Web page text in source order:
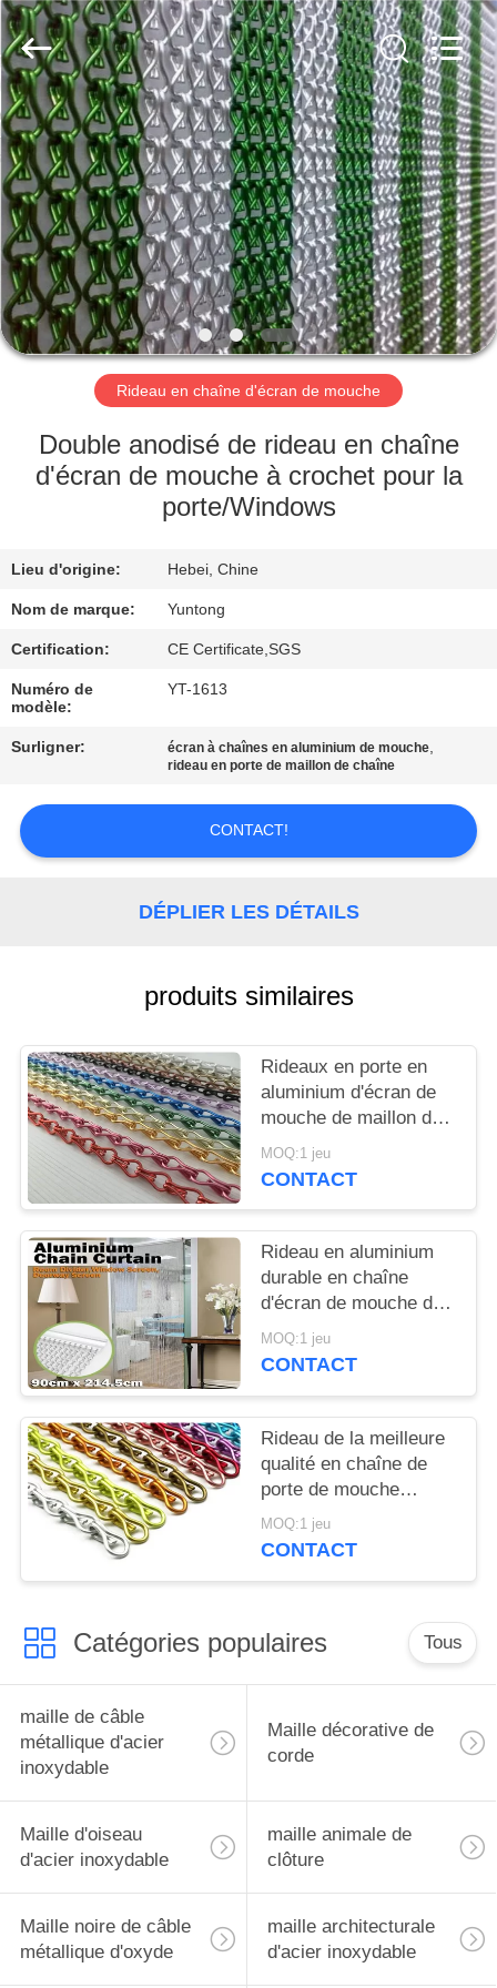
MAISON
PRODUITS
AU
SUJET
DE
NOUS
VISITE
D'USINE
DE
QUALITÉ
CONTACTEZ-
NOUS
DEMANDEZ
DU
SITE
PRIVACY
POLICY
Anping
Yuntong
Metal
Mesh
Co.,
Ltd..
All
Rights
Reserved.
Rideau en chaîne d'écran de mouche
Double anodisé de rideau en chaîne
d'écran de mouche à crochet pour la
porte/Windows
Lieu d'origine: Hebei, Chine
Nom de marque: Yuntong
Certification: CE Certificate,SGS
Numéro de
modèle:
YT-1613
Surligner: écran à chaînes en aluminium de mouche,
rideau en porte de maillon de chaîne
CONTACT!
DÉPLIER LES DÉTAILS
produits similaires
Rideaux en porte en
aluminium d'écran de
mouche de maillon de
chaîne et d'insecte de
chaîne 1.6mm 1.8mm
MOQ:1 jeu
CONTACT
Rideau en aluminium
durable en chaîne
d'écran de mouche de
porte d'insecte pour la
décoration de Chambre
MOQ:1 jeu
CONTACT
Rideau de la meilleure
qualité en chaîne de
porte de mouche
d'alliage d'Al pour que
les portes empêchent
MOQ:1 jeu
CONTACT
Catégories populaires Tous
maille de câble
métallique d'acier
inoxydable
Maille décorative de
corde
Maille d'oiseau
d'acier inoxydable
maille animale de
clôture
Maille noire de câble
métallique d'oxyde
maille architecturale
d'acier inoxydable